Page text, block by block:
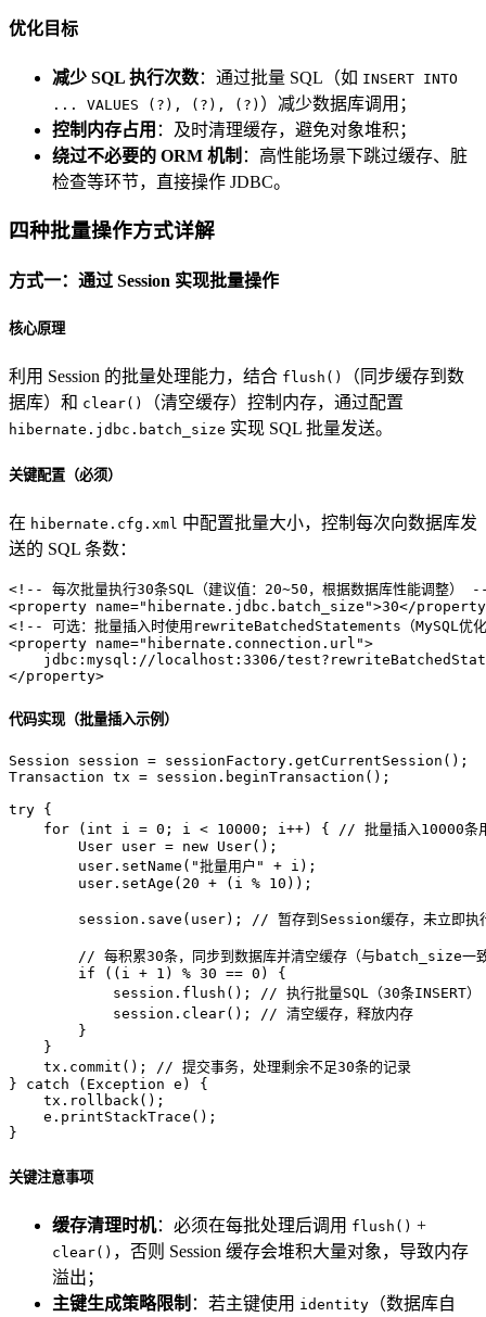
优化目标
减少 SQL 执行次数：通过批量 SQL（如 INSERT INTO
... VALUES (?), (?), (?) ）减少数据库调用；
控制内存占用 ：及时清理缓存，避免对象堆积；
绕过不必要的 ORM 机制 ：高性能场景下跳过缓存、脏
检查等环节，直接操作 JDBC。
四种批量操作方式详解
方式一：通过 Session 实现批量操作
核心原理
利用 Session 的批量处理能力，结合 flush()
（同步缓存到数
据库）和 clear() （清空缓存）控制内存，通过配置
hibernate.jdbc.batch_size 实现 SQL 批量发送。
关键配置（必须）
在 hibernate.cfg.xml 中配置批量大小，控制每次向数据库发
送的 SQL 条数：
<!-- 每次批量执行30条SQL（建议值：20~50，根据数据库性能调整）
<property name="hibernate.jdbc.batch_size">30</property
<!-- 可选：批量插入时使用rewriteBatchedStatements（MySQL优
<property name="hibernate.connection.url">
</property>
代码实现（批量插入示例）
Session session =
Transaction tx = session.beginTransaction();
try {
for ( int i = 0 ; i < 10000 ; i++) { // 批量插入10000条
User user = new User();
        user.setName(
"批量用户"
+ i);
        user.setAge(
20 + (i % 10 ));
        session.save(user);
// 暂存到Session缓存，未立即执
// 每积累30条，同步到数据库并清空缓存（与batch_size一
if ((i + 1 ) % 30 == 0 ) {
            session.flush();
// 执行批量SQL（30条INSERT）
            session.clear();
// 清空缓存，释放内存
        }
    }
    tx.commit();
// 提交事务，处理剩余不足30条的记录
} catch (Exception e) {
    tx.rollback();
    e.printStackTrace();
}
关键注意事项
缓存清理时机：必须在每批处理后调用 flush() +
clear() ，否则 Session 缓存会堆积大量对象，导致内存
溢出；
主键生成策略限制 ：若主键使用 identity （数据库自